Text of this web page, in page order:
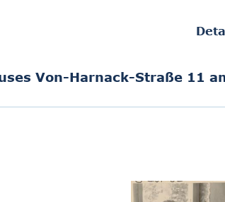
Von-Harnack-Straße 11